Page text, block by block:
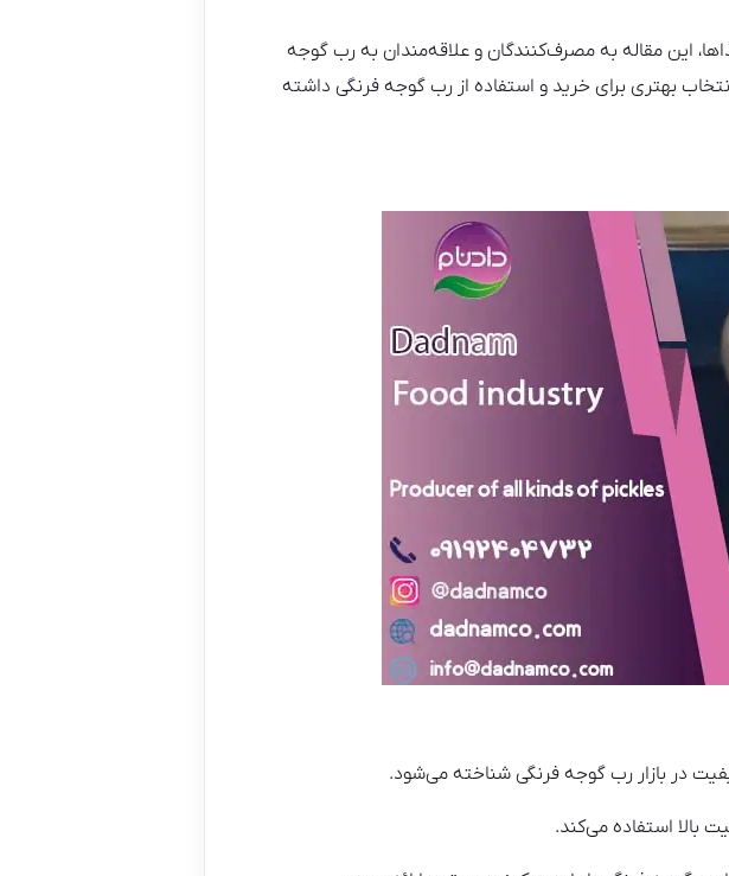
این مقاله به مصرف‌کنندگان و علاقه‌مندان به رب گوجه
بهتری برای خرید و استفاده از رب گوجه فرنگی داشته
در بازار رب گوجه فرنگی شناخته می‌شود.
بالا استفاده می‌کند.